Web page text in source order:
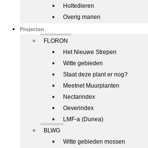
Holtedieren
Overig marien
Projecten
FLORON
Het Nieuwe Strepen
Witte gebieden
Staat deze plant er nog?
Meetnet Muurplanten
Nectarindex
Oeverindex
LMF-a (Dunea)
BLWG
Witte gebieden mossen